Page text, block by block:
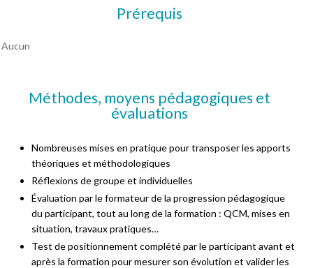
Prérequis
Aucun
Méthodes, moyens pédagogiques et
évaluations
Nombreuses mises en pratique pour transposer les apports
théoriques et méthodologiques
Réflexions de groupe et individuelles
Évaluation par le formateur de la progression pédagogique
du participant, tout au long de la formation : QCM, mises en
situation, travaux pratiques…
Test de positionnement complété par le participant avant et
après la formation pour mesurer son évolution et valider les